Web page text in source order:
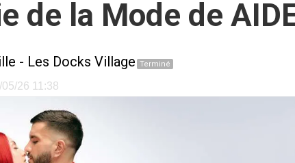
de la Mode de
- Les Docks Village Terminé
26 11:38